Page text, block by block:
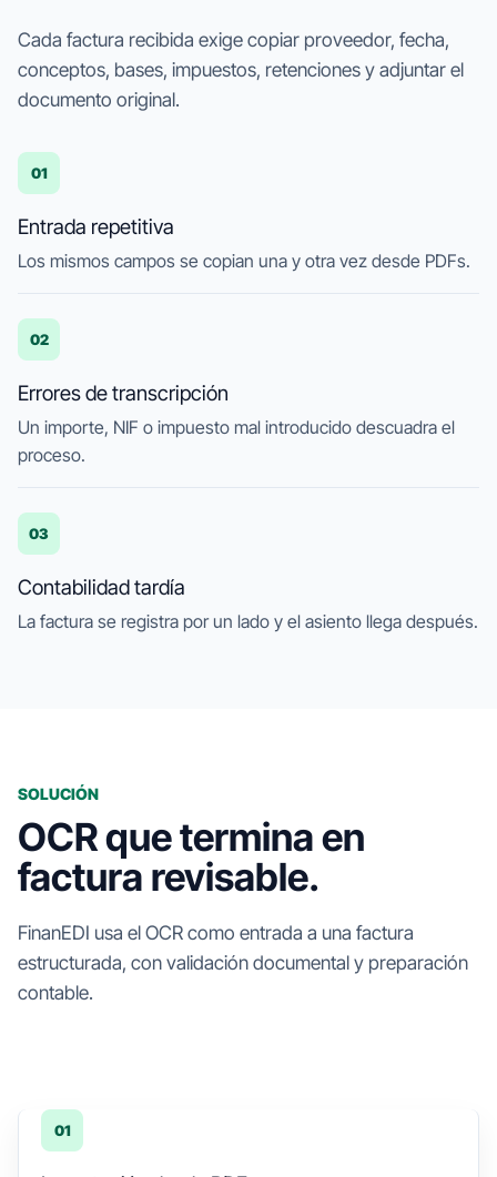
Cada factura recibida exige copiar proveedor, fecha,
conceptos, bases, impuestos, retenciones y adjuntar el
documento original.
01
Entrada repetitiva
Los mismos campos se copian una y otra vez desde PDFs.
02
Errores de transcripción
Un importe, NIF o impuesto mal introducido descuadra el
proceso.
03
Contabilidad tardía
La factura se registra por un lado y el asiento llega después.
SOLUCIÓN
OCR que termina en
factura revisable.
FinanEDI usa el OCR como entrada a una factura
estructurada, con validación documental y preparación
contable.
01